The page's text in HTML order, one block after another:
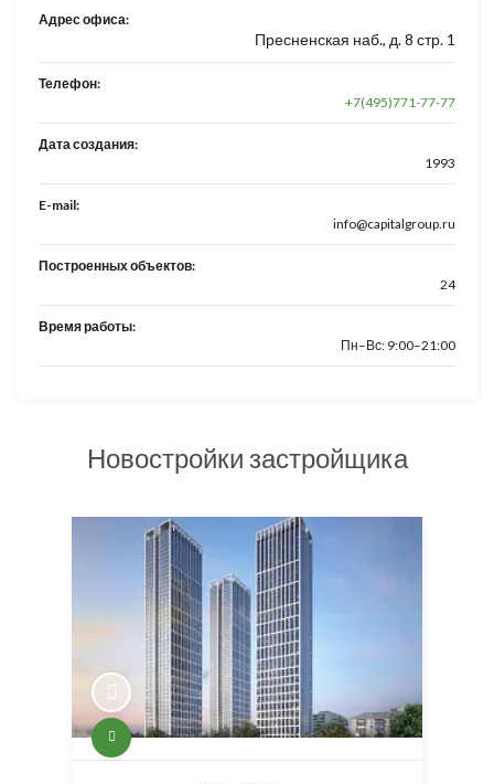
Адрес офиса:
Пресненская наб., д. 8 стр. 1
Телефон:
+7(495)771-77-77
Дата создания:
1993
E-mail:
info@capitalgroup.ru
Построенных объектов:
24
Время работы:
Пн–Вс: 9:00–21:00
Новостройки застройщика